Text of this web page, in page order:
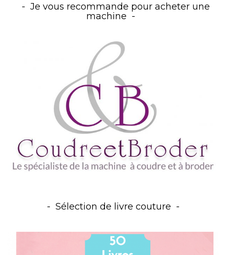
Je vous recommande pour acheter une
machine
Sélection de livre couture